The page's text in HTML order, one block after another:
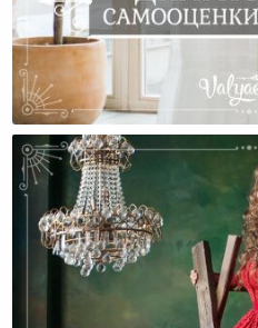
Диагностика